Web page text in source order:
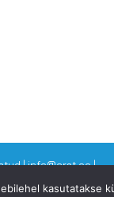
| info@arst.ee |
www.drmerilind.ee|
kasutatakse